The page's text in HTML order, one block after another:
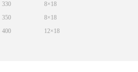
330
8×18
350
8×18
400 12×18